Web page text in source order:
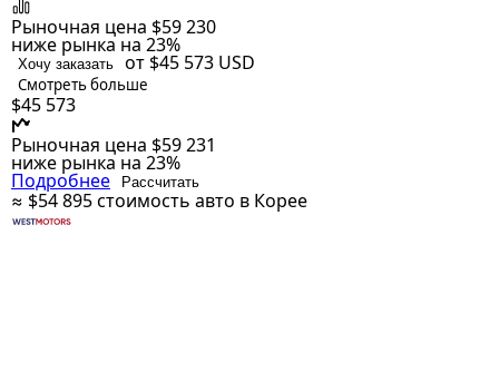
Рыночная цена $59 230
ниже рынка на 23%
Хочу заказать от $45 573 USD
Смотреть больше
$45 573
Рыночная цена $59 231
ниже рынка на 23%
Подробнее Рассчитать
≈ $54 895стоимость авто в Корее